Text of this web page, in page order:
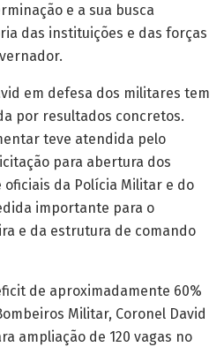
e a sua busca
das instituições e das forças
em defesa dos militares tem
por resultados concretos.
teve atendida pelo
para abertura dos
da Polícia Militar e do
importante para o
e da estrutura de comando
de aproximadamente 60%
Militar, Coronel David
ampliação de 120 vagas no